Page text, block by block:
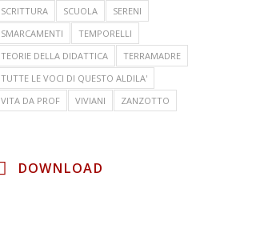
SCRITTURA
SCUOLA
SERENI
SMARCAMENTI
TEMPORELLI
TEORIE DELLA DIDATTICA
TERRAMADRE
TUTTE LE VOCI DI QUESTO ALDILA'
VITA DA PROF
VIVIANI ZANZOTTO
DOWNLOAD